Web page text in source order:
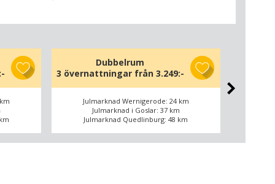
Dubbelrum
3 övernattningar från 3.249:-
Julmarknad Wernigerode: 24 km
Julmarknad i Goslar: 37 km
Julmarknad Quedlinburg: 48 km